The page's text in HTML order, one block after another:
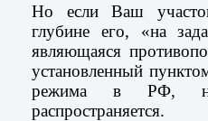
Но если Ваш
глубине его, «на
являющаяся
установленный
режима в РФ,
распространяется.